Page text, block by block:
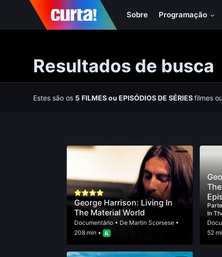
Sobre Programação
Resultados de busca
Estes são os 5 FILMESou EPISÓDIOS DE SÉRIESfilmes
George Harrison: Living In
The Material World
Documentário• De Martin Scorsese•
208 min •
In
52